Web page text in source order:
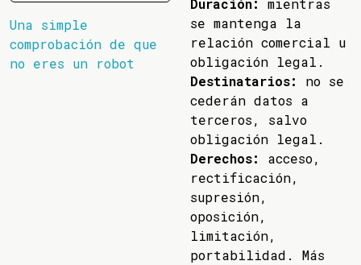
Una simple
comprobación de que
no eres un robot
Duración:
mientras
se mantenga la
relación comercial u
obligación legal.
Destinatarios:
no se
cederán datos a
terceros, salvo
obligación legal.
Derechos:
acceso,
rectificación,
supresión,
oposición,
limitación,
portabilidad. Más